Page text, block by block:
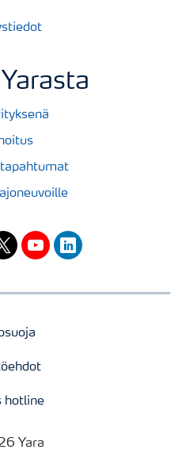
youtubelinkedin
hotline
Yara